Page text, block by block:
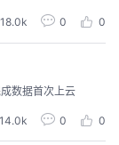
18.0k 0 0
数据首次上云
14.0k 0 0